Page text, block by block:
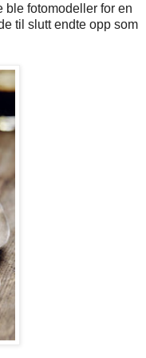
ble fotomodeller for en
til slutt endte opp som